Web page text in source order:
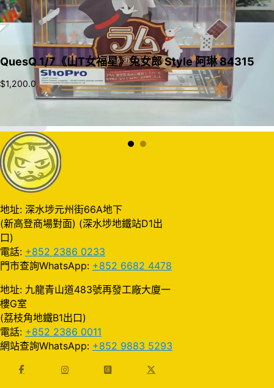
QuesQ 1/7《山T女福星》兔女郎 Style 阿琳 84315
$1,200.0
地址: 深水埗元州街66A地下
(新高登商場對面) (深水埗地鐵站D1出
口)
電話: +852 2386 0233
門市查詢WhatsApp: +852 6682 4478
地址: 九龍青山道483號再發工廠大廈一
樓G室
(荔枝角地鐵B1出口)
電話: +852 2386 0011
網站查詢WhatsApp: +852 9883 5293